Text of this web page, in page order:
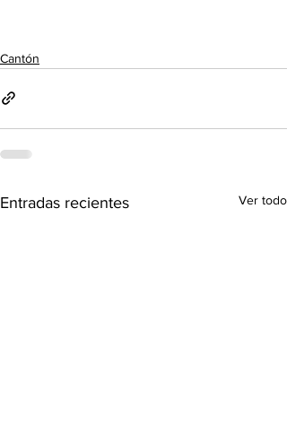
Cantón
Entradas recientes Ver todo